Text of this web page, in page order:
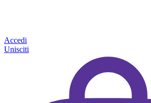
Accedi
Unisciti